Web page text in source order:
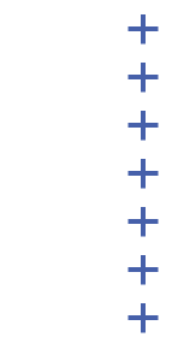
a
a
a
a
a
a
a